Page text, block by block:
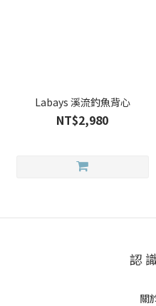
Labays 溪流釣魚背心
NT$2,980
認
關